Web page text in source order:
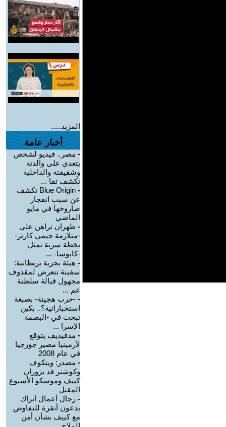
المزيد.....
أخبار عامة
- مصر.. فيديو لشخص
يتعدى على والدته
وشقيقته والداخلية
تكشف تفا ...
-
Blue Origin تكشف
عن سبب انفجار
صاروخها في مايو
الماضي
- طهران تراهن على
-متلازمة جيمي كارتر-
بخطة سرية تمثل
-كابوسا- ...
- هيئة بحرية بريطانية:
سفينة تتعرض لمقذوف
مجهول قبالة سلطنة
عم ...
- -حرب هجينة- بصبغة
استخباراتية؟.. بكين
تبحث في -البصمة
الإسرا ...
- مدفيديف يتوقع
لأرمينيا مصير جورجيا
في عام 2008
- مصدر: ويتكوف
وكوشنر قد يزوران
كييف وموسكو الأسبوع
المقبل
- رجال أعمال أتراك
يدعون أنقرة للتفاوض
مع كييف بشأن أمن